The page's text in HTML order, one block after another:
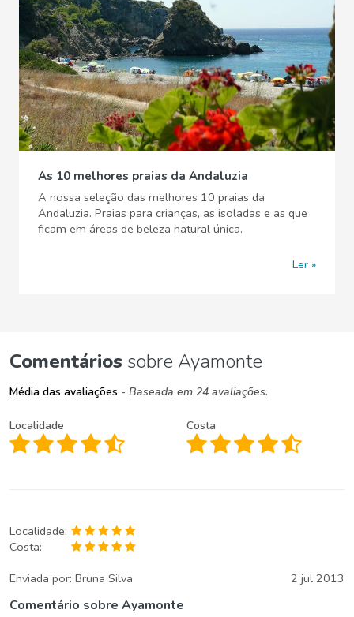
As 10 melhores praias da Andaluzia
A nossa seleção das melhores 10 praias da
Andaluzia. Praias para crianças, as isoladas e as que
ficam em áreas de beleza natural única.
Ler
Comentários sobre Ayamonte
Média das avaliações - Baseada em 24 avaliações.
Localidade Costa
Localidade:
Costa:
Enviada por: Bruna Silva 2 jul 2013
Comentário sobre Ayamonte